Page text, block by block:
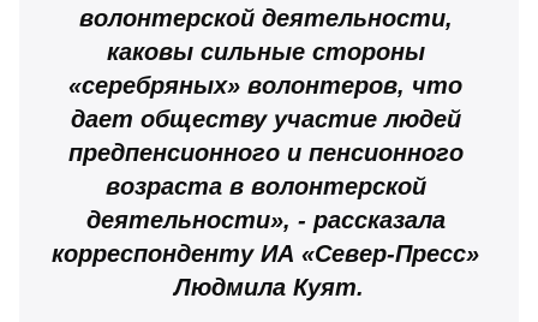
волонтерской деятельности,
каковы сильные стороны
«серебряных» волонтеров, что
дает обществу участие людей
предпенсионного и пенсионного
возраста в волонтерской
деятельности», - рассказала
корреспонденту ИА «Север-Пресс»
Людмила Куят.